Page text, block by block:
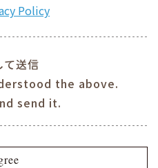
Policy
て送信
the above.
send it.